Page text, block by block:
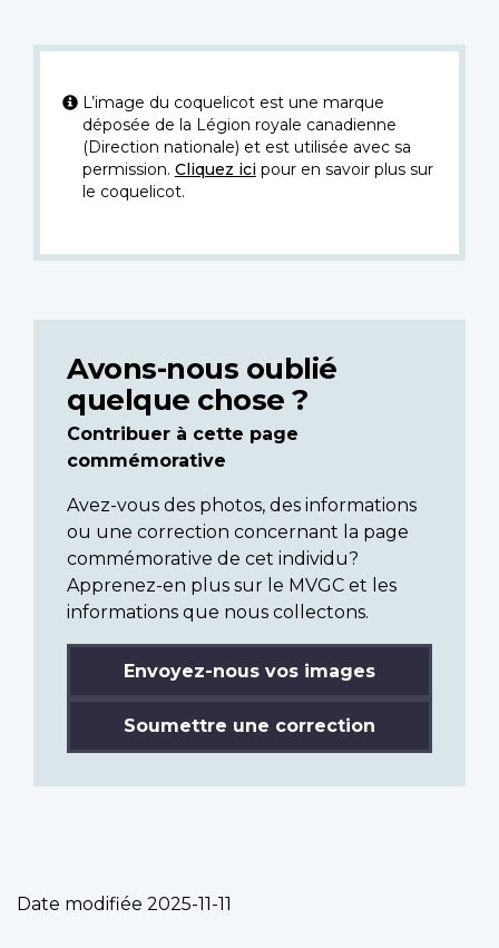
L’image du coquelicot est une marque
déposée de la Légion royale canadienne
(Direction nationale) et est utilisée avec sa
permission. Cliquez icipour en savoir plus sur
le coquelicot.
Avons-nous oublié
quelque chose ?
Contribuer à cette page
commémorative
Avez-vous des photos, des informations
ou une correction concernant la page
commémorative de cet individu?
Apprenez-en plus sur le MVGC et les
informations que nous collectons.
Envoyez-nous vos images
Soumettre une correction
Date modifiée 2025-11-11